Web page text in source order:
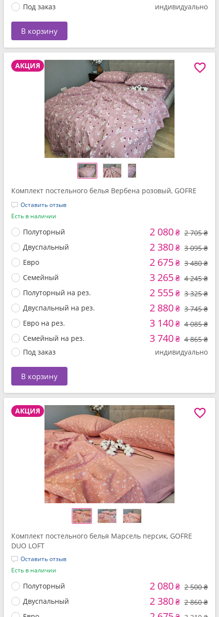
Под заказ
индивидуально
В корзину
АКЦИЯ
Комплект постельного белья Вербена розовый, GOFRE
Оставить отзыв
Есть в наличии
Полуторный 2 080₴ 2 705 ₴
Двуспальный
2 380₴ 3 095 ₴
Евро
2 675₴ 3 480 ₴
Семейный
3 265₴ 4 245 ₴
Полуторный на рез.
2 555₴ 3 325 ₴
Двуспальный на рез.
2 880₴ 3 745 ₴
Евро на рез.
3 140₴ 4 085 ₴
Семейный на рез.
3 740₴ 4 865 ₴
Под заказ
индивидуально
В корзину
АКЦИЯ
Комплект постельного белья Марсель персик, GOFRE
DUO LOFT
Оставить отзыв
Есть в наличии
Полуторный 2 080₴ 2 500 ₴
Двуспальный
2 380₴ 2 860 ₴